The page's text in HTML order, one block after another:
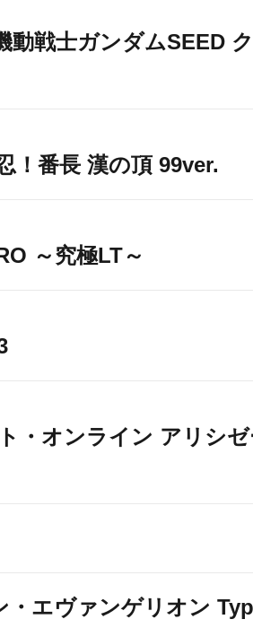
動戦士ガンダムSEED
！番長 漢の頂 99ver.
～究極LT～
・オンライン アリシ
・エヴァンゲリオン